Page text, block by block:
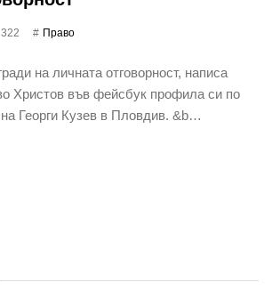
322 Право
на личната отговорност, написа
Христов във фейсбук профила си по
Георги Кузев в Пловдив. &b…